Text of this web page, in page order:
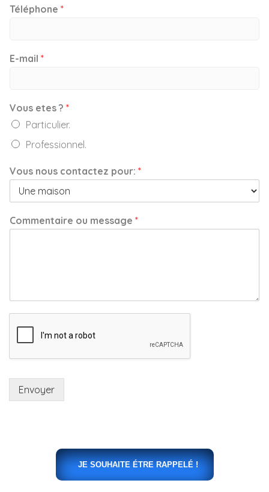
Téléphone *
E-mail *
Vous etes ? *
Particulier.
Professionnel.
Vous nous contactez pour: *
Commentaire ou message *
Envoyer
JE SOUHAITE ÉTRE RAPPELÉ !